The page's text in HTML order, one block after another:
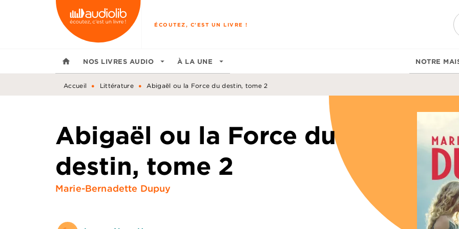
MENU RECHERCHE
ÉCOUTEZ, C'EST UN LIVRE !
home NOS LIVRES AUDIO arrow_drop_down À LA UNE arrow_drop_down NOTRE
Accueil • Littérature • Abigaël ou la Force du destin, tome 2
Abigaël ou la Force du
destin, tome 2
Marie-Bernadette Dupuy